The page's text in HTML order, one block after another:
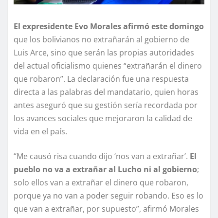
El expresidente Evo Morales afirmó este domingo
que los bolivianos no extrañarán al gobierno de
Luis Arce, sino que serán las propias autoridades
del actual oficialismo quienes “extrañarán el dinero
que robaron”. La declaración fue una respuesta
directa a las palabras del mandatario, quien horas
antes aseguró que su gestión sería recordada por
los avances sociales que mejoraron la calidad de
vida en el país.
“Me causó risa cuando dijo ‘nos van a extrañar’. El
pueblo no va a extrañar al Lucho ni al gobierno;
solo ellos van a extrañar el dinero que robaron,
porque ya no van a poder seguir robando. Eso es lo
que van a extrañar, por supuesto”, afirmó Morales